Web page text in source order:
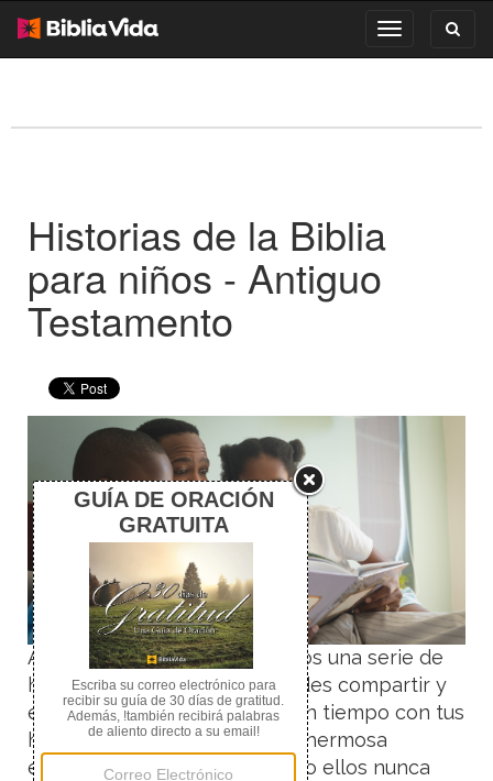
Toggle
navigation
Historias de la Biblia
para niños - Antiguo
Testamento
A continuación te presentamos una serie de
historias de la Biblia que puedes compartir y
estudiar con tus hijos. Pasar un tiempo con tus
hijos leyendo la Biblia es una hermosa
experiencia que tanto tu como ellos nunca